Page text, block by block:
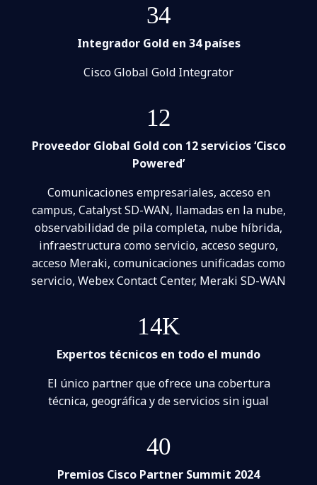
34
Integrador Gold en 34 países
Cisco Global Gold Integrator
12
Proveedor Global Gold con 12 servicios ‘Cisco
Powered’
Comunicaciones empresariales, acceso en
campus, Catalyst SD-WAN, llamadas en la nube,
observabilidad de pila completa, nube híbrida,
infraestructura como servicio, acceso seguro,
acceso Meraki, comunicaciones unificadas como
servicio, Webex Contact Center, Meraki SD-WAN
14K
Expertos técnicos en todo el mundo
El único partner que ofrece una cobertura
técnica, geográfica y de servicios sin igual
40
Premios Cisco Partner Summit 2024